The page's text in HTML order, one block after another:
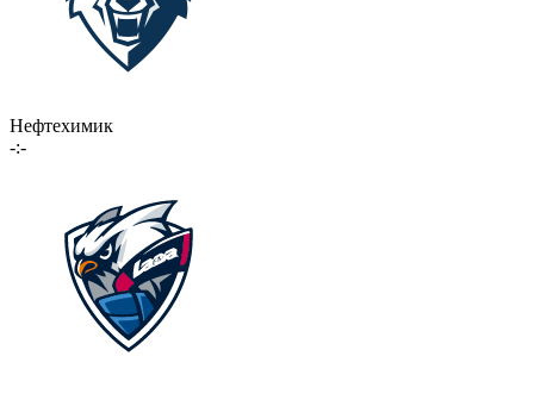
Нефтехимик
-:-